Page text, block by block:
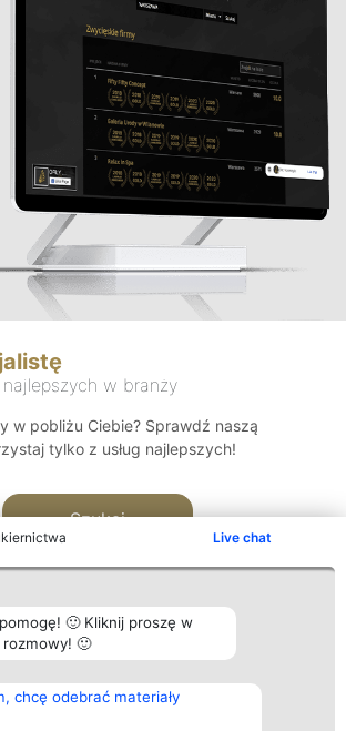
Live chat
🙂 Kliknij proszę w
🙂
chcę odebrać materiały
w branży
w pobliżu Ciebie? Sprawdź naszą
tylko z usług najlepszych!
Szukaj
o.
Plebiscyt
Laureaci
Kontakt
Kontakt